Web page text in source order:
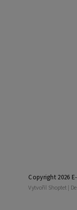
Copyright 2026
Vytvořil Shoptet |